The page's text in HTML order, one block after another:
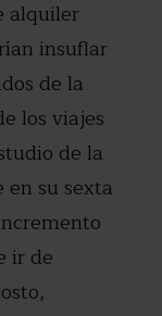
alquiler
insuflar
de la
los viajes
de la
en su sexta
ir de